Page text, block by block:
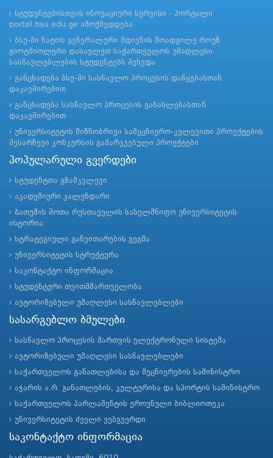
სტუდენტებისთვის ინოვაციური სერვისი - პორტალი
portal.bsu.edu.ge ამოქმედდება
ბსუ-ში ნატოს გენერალური მდივნის მოადგილე როუზ
გიოტმიოლერი დასავლეთ საქართველოს უმაღლესი
სასწავლებლების სტუდენტებს შეხვდა
განცხადება ბსუ-ში სასწავლო პროცესის დაწყებასთან
დაკავშირებით
განცხადება სასწავლო პროცესის განახლებასთან
დაკავშირებით
უნივერსიტეტის მიზნობრივი სამეცნიერო-კვლევითი პროექტების
შესარჩევი კონკურსის გამარჯვებული პროექტები
პოპულარული გვერდები
სტუდენტთა გზამკვლევი
აკადემიური კალენდარი
ბათუმის შოთა რუსთაველის სახელმწიფო უნივერსიტეტის
ისტორია
სტრატეგიული განვითარების გეგმა
უნივერსიტეტის სტრუქტურა
საკონტაქტო ინფორმაცია
სტუდენტური თვითმმართველობა
ავტორიზებული უმაღლესი სასწავლებლები
სასარგებლო ბმულები
სასწავლო პროცესის მართვის ელექტრონული სისტემა
ავტორიზებული უმაღლესი სასწავლებლები
საქართველოს განათლებისა და მეცნიერების სამინისტრო
აჭარის ა.რ. განათლების, კულტურისა და სპორტის სამინისტრო
საქართველოს პარლამენტის ეროვნული ბიბლიოთეკა
უნივერსიტეტის ძველი ვებგვერდი
საკონტაქტო ინფორმაცია